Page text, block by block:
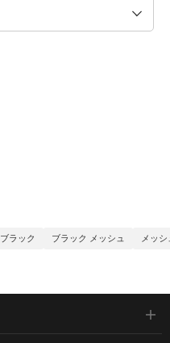
ブラック ブラック メッシュ メッシ